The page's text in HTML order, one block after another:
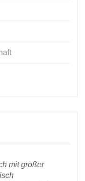
mit großer